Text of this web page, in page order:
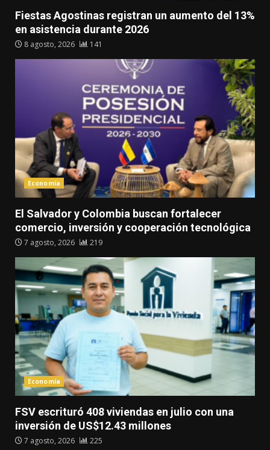
Fiestas Agostinas registran un aumento del 13%
en asistencia durante 2026
8 agosto, 2026 141
Economía
El Salvador y Colombia buscan fortalecer
comercio, inversión y cooperación tecnológica
7 agosto, 2026 219
Economía
FSV escrituró 408 viviendas en julio con una
inversión de US$12.43 millones
7 agosto, 2026 225